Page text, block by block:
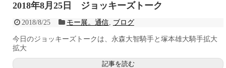
2018年8月25日 ジョッキーズトーク
2018/8/25 モー展。通信, ブログ
今日のジョッキーズトークは、永森大智騎手と塚本雄大騎手拡大
拡大
記事を読む